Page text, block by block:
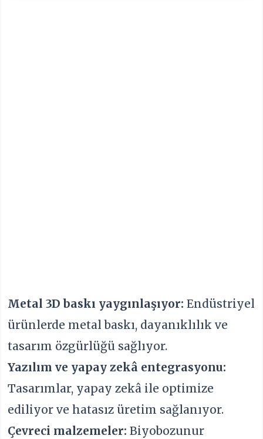
Metal 3D baskı yaygınlaşıyor: Endüstriyel
ürünlerde metal baskı, dayanıklılık ve
tasarım özgürlüğü sağlıyor.
Yazılım ve yapay zekâ entegrasyonu:
Tasarımlar, yapay zekâ ile optimize
ediliyor ve hatasız üretim sağlanıyor.
Çevreci malzemeler: Biyobozunur